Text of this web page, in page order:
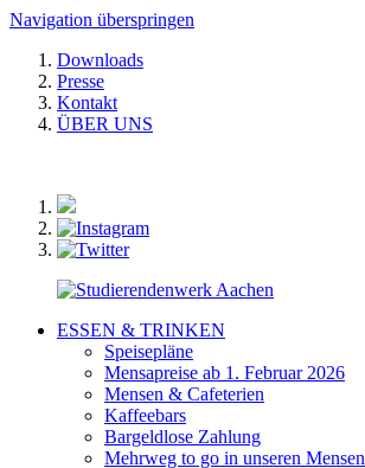
Navigation überspringen
Downloads
Presse
Kontakt
ÜBER UNS
ESSEN & TRINKEN
Speisepläne
Mensapreise ab 1. Februar 2026
Mensen & Cafeterien
Kaffeebars
Bargeldlose Zahlung
Mehrweg to go in unseren Mensen